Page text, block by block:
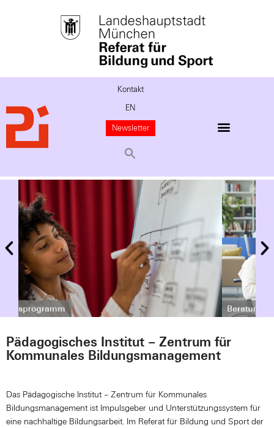
Kontakt
EN
Newsletter
Pädagogisches Institut – Zentrum für
Kommunales Bildungsmanagement
Das Pädagogische Institut – Zentrum für Kommunales
Bildungsmanagement ist Impulsgeber und Unterstützungssystem für
eine nachhaltige Bildungsarbeit. Im Referat für Bildung und Sport der